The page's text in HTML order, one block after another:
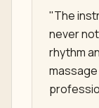
directly
"The
left with